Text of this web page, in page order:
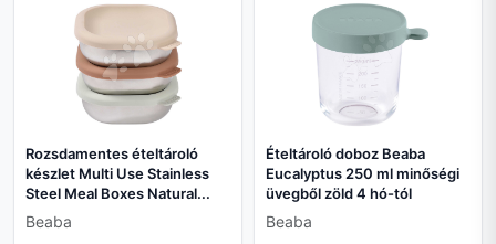
Rozsdamentes ételtároló
készlet Multi Use Stainless
Steel Meal Boxes Natural...
Beaba
Ételtároló doboz Beaba
Eucalyptus 250 ml minőségi
üvegből zöld 4 hó-tól
Beaba